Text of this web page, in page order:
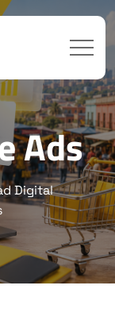
Ads
Digital